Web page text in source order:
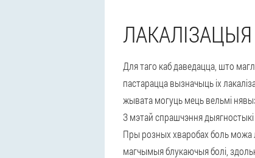
Для таго каб даведацца, што
пастарацца вызначыць іх
жывата могуць мець вельмі
З мэтай спрашчэння
Пры розных хваробах боль можа
магчымыя блукаючыя болі,